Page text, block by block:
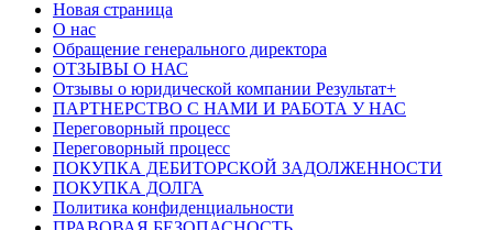
Новая страница
О нас
Обращение генерального директора
ОТЗЫВЫ О НАС
Отзывы о юридической компании Результат+
ПАРТНЕРСТВО С НАМИ И РАБОТА У НАС
Переговорный процесс
Переговорный процесс
ПОКУПКА ДЕБИТОРСКОЙ ЗАДОЛЖЕННОСТИ
ПОКУПКА ДОЛГА
Политика конфиденциальности